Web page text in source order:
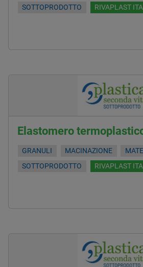
SOTTOPRODOTTO RIVAPLAST
Elastomero
GRANULI MACINAZIONE
SOTTOPRODOTTO
RIVAPLAST